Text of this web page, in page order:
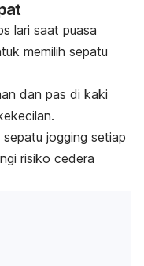
lari saat puasa
memilih sepatu
dan pas di kaki
jogging setiap
risiko cedera